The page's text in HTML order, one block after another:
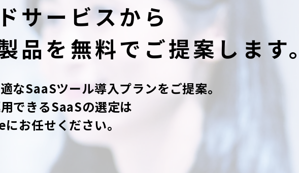
サービスから
品を無料でご提案します。
なSaaSツール導入プランをご提案。
できるSaaSの選定は
お任せください。